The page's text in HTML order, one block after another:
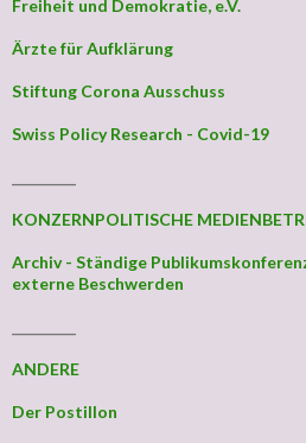
Freiheit und Demokratie, e.V.
Ärzte für Aufklärung
Stiftung Corona Ausschuss
Swiss Policy Research - Covid-19
KONZERNPOLITISCHE
Archiv - Ständige
externe Beschwerden
ANDERE
Der Postillon